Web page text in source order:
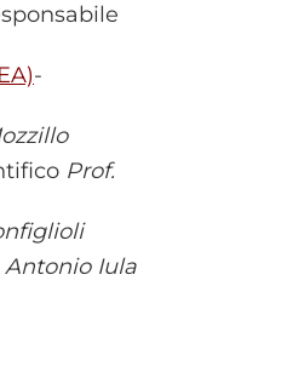
-
Prof.
Antonio Iula